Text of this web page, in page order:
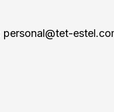
personal@tet-